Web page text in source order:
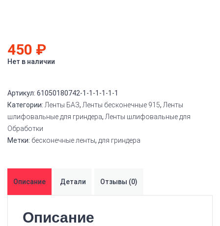
450 ₽
Нет в наличии
Артикул: 61050180742-1-1-1-1-1-1
Категории: Ленты БАЗ, Ленты бесконечные 915, Ленты
шлифовальные для гриндера, Ленты шлифовальные для
Обработки
Метки: бесконечные ленты, для гриндера
Описание Детали Отзывы (0)
Описание